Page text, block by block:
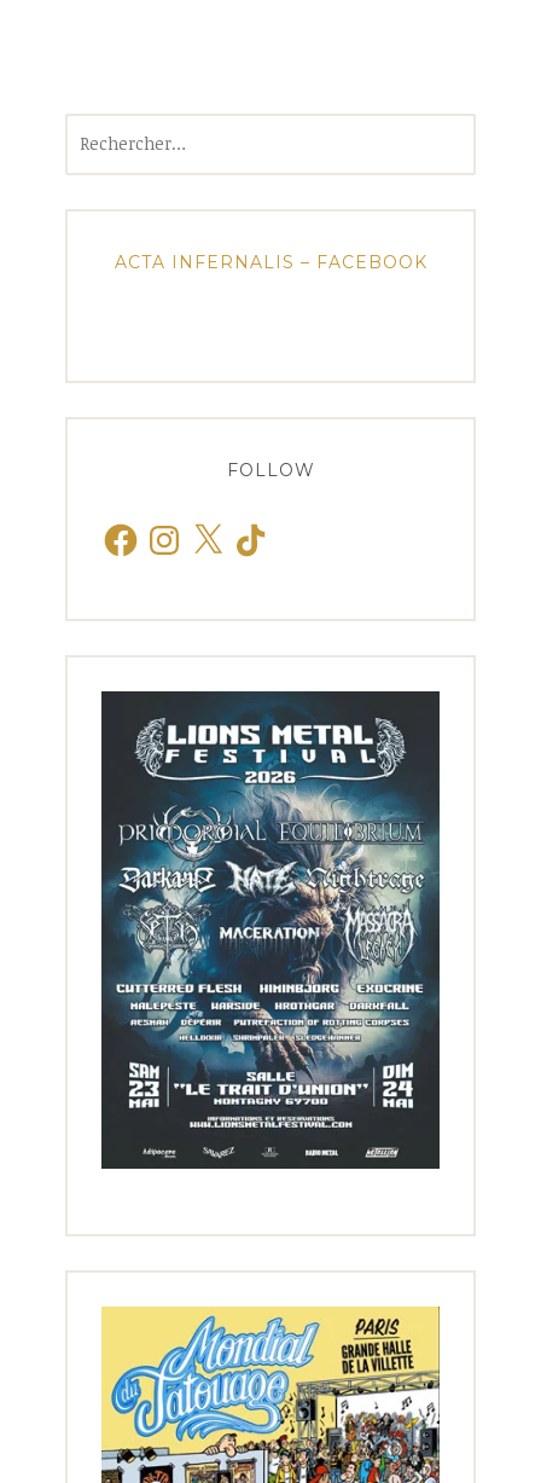
ACTA INFERNALIS – FACEBOOK
FOLLOW
FacebookInstagram
X TikTok